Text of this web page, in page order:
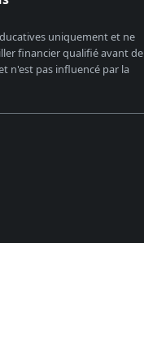
uniquement et ne
financier qualifié avant de
n'est pas influencé par la